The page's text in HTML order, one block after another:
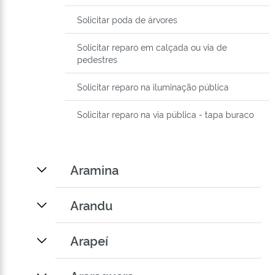
Solicitar poda de árvores
Solicitar reparo em calçada ou via de
pedestres
Solicitar reparo na iluminação pública
Solicitar reparo na via pública - tapa buraco
Aramina
Arandu
Arapeí